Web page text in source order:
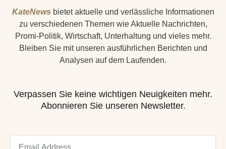
KateNews bietet aktuelle und verlässliche Informationen
zu verschiedenen Themen wie Aktuelle Nachrichten,
Promi-Politik, Wirtschaft, Unterhaltung und vieles mehr.
Bleiben Sie mit unseren ausführlichen Berichten und
Analysen auf dem Laufenden.
Verpassen Sie keine wichtigen Neuigkeiten mehr.
Abonnieren Sie unseren Newsletter.